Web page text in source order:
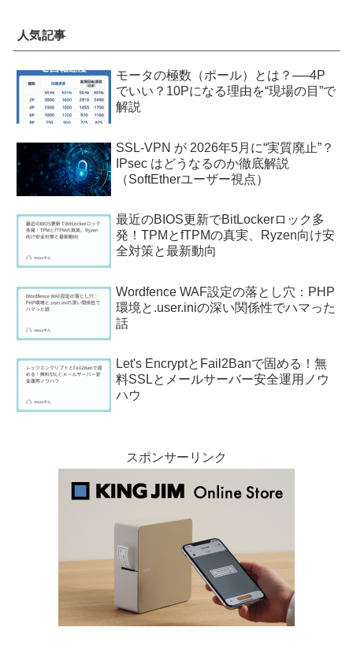
人気記事
モータの極数（ポール）とは？──4P
でいい？10Pになる理由を“現場の目”で
解説
SSL-VPN が 2026年5月に“実質廃止”？
IPsec はどうなるのか徹底解説
（SoftEtherユーザー視点）
最近のBIOS更新でBitLockerロック多
発！TPMとfTPMの真実、Ryzen向け安
全対策と最新動向
Wordfence WAF設定の落とし穴：PHP
環境と.user.iniの深い関係性でハマった
話
Let's EncryptとFail2Banで固める！無
料SSLとメールサーバー安全運用ノウ
ハウ
スポンサーリンク